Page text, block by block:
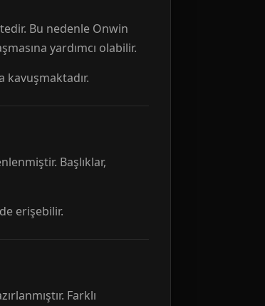
Bu nedenle Onwin
yardımcı olabilir.
kavuşmaktadır.
Başlıklar,
erişebilir.
Farklı